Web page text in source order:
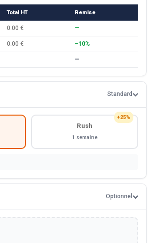
Total HT Remise
0.00 € —
0.00 € −10%
—
Standard
+25%
Rush
1 semaine
Optionnel